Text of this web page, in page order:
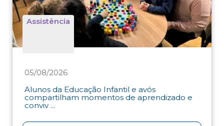
Assistência
05/08/2026
Alunos da Educação Infantil e avós
compartilham momentos de aprendizado e
conviv ...